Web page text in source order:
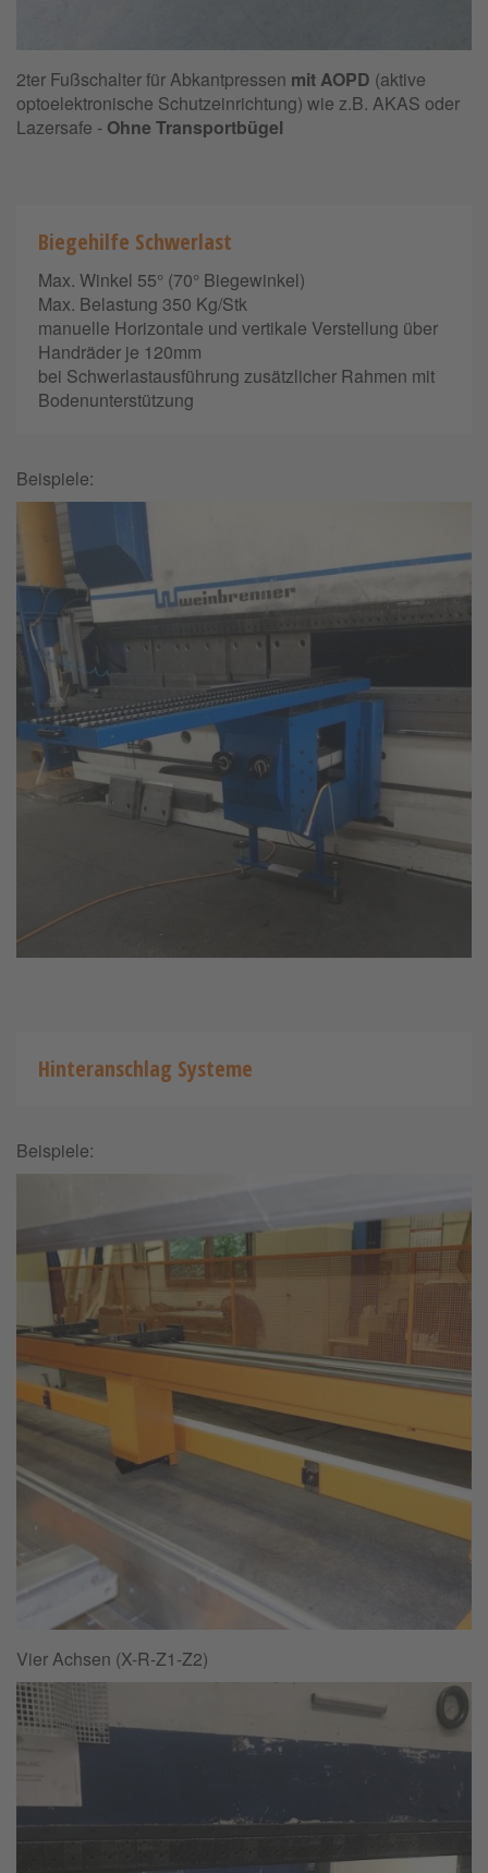
2ter Fußschalter für Abkantpressen mit AOPD (aktive
optoelektronische Schutzeinrichtung) wie z.B. AKAS oder
Lazersafe - Ohne Transportbügel
Biegehilfe Schwerlast
Max. Winkel 55° (70° Biegewinkel)
Max. Belastung 350 Kg/Stk
manuelle Horizontale und vertikale Verstellung über
Handräder je 120mm
bei Schwerlastausführung zusätzlicher Rahmen mit
Bodenunterstützung
Beispiele:
Hinteranschlag Systeme
Beispiele:
Vier Achsen (X-R-Z1-Z2)